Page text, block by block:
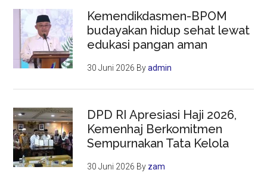
Kemendikdasmen-BPOM
budayakan hidup sehat lewat
edukasi pangan aman
30 Juni 2026 Byadmin
DPD RI Apresiasi Haji 2026,
Kemenhaj Berkomitmen
Sempurnakan Tata Kelola
30 Juni 2026 By zam